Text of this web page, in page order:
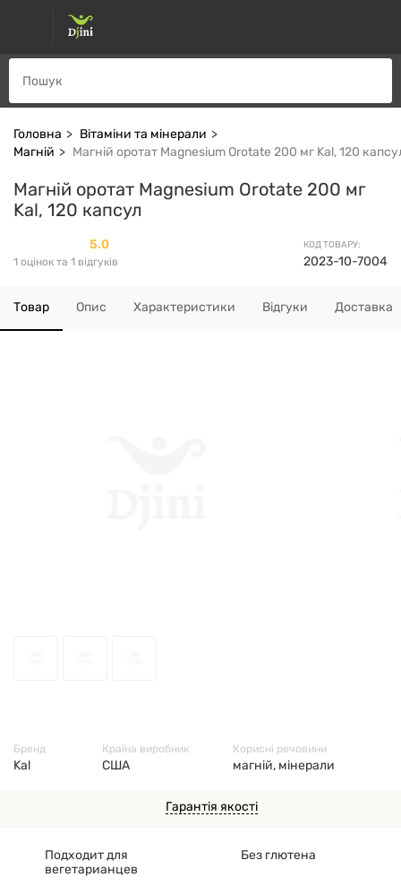
Головна
Вітаміни та мінерали
Магній
Магній оротат Magnesium Orotate 200 мг Kal, 120
Магній оротат Magnesium Orotate 200 мг
Kal, 120 капсул
КОД ТОВАРУ:
2023-10-7004
5.0
1 оцінок та 1 відгуків
Товар Опис Характеристики Відгуки Доставка
Гарантія якості
Подходит для
вегетарианцев
Без глютена
Бренд
Kal
Країна виробник
США
Корисні речовини
магній, мінерали